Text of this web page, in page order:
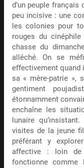
d’un peuple
peu incisive : une
les colonies pour
rouges du cinéphile
chasse du
alléché. On se
effectivement quand
sa « mère-patrie »,
gentiment
étonnamment
enchaîne les
lunaire
visites de la jeune
préférant y
affective : loin de
fonctionne comme